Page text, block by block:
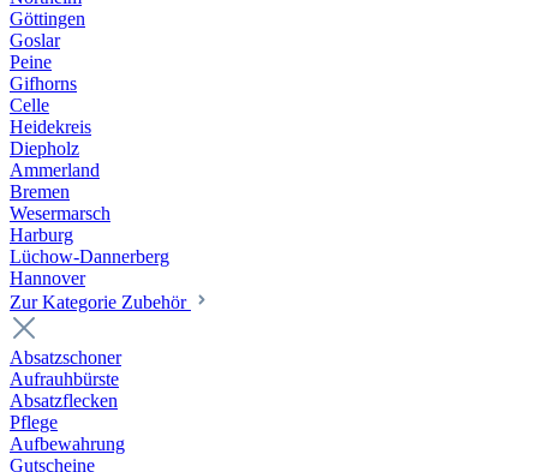
Göttingen
Goslar
Peine
Gifhorns
Celle
Heidekreis
Diepholz
Ammerland
Bremen
Wesermarsch
Harburg
Lüchow-Dannerberg
Hannover
Zur Kategorie Zubehör
Absatzschoner
Aufrauhbürste
Absatzflecken
Pflege
Aufbewahrung
Gutscheine